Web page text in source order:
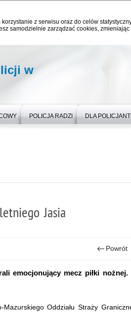
z serwisu oraz do celów
samodzielnie zarządzać cookies,
w
POLICJA RADZI DLA
Jasia
Powrót
emocjonujący mecz piłki nożnej.
Oddziału Straży